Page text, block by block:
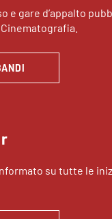
e gare d’appalto
su tutte le